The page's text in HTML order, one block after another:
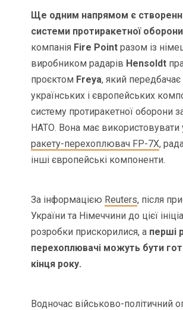
Ще одним напрямом є
системи протиракетної
компанія Fire Point разом із
виробником радарів Hensoldt
проєктом Freya, який передбачає
українських і європейських
систему протиракетної оборони
НАТО. Вона має використовувати
ракету-перехоплювач FP-7X,
інші європейські компоненти.
За інформацією Reuters, після
України та Німеччини до цієї
розробки прискорилися, а перші
перехоплювачі можуть бути
кінця року.
Водночас військово-політичний